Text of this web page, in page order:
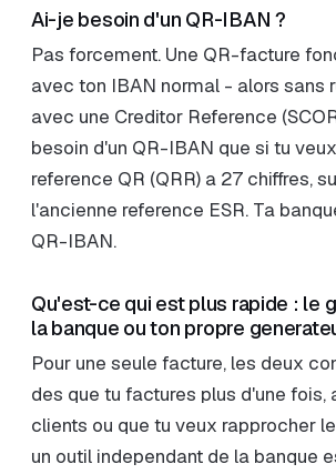
Ai-je besoin d'un QR-IBAN ?
Pas forcement. Une QR-facture
avec ton IBAN normal - alors sans
avec une Creditor Reference
besoin d'un QR-IBAN que si tu
reference QR (QRR) a 27 chiffres,
l'ancienne reference ESR. Ta
QR-IBAN.
Qu'est-ce qui est plus rapide : le
la banque ou ton propre
Pour une seule facture, les deux
des que tu factures plus d'une fois,
clients ou que tu veux rapprocher
un outil independant de la banque